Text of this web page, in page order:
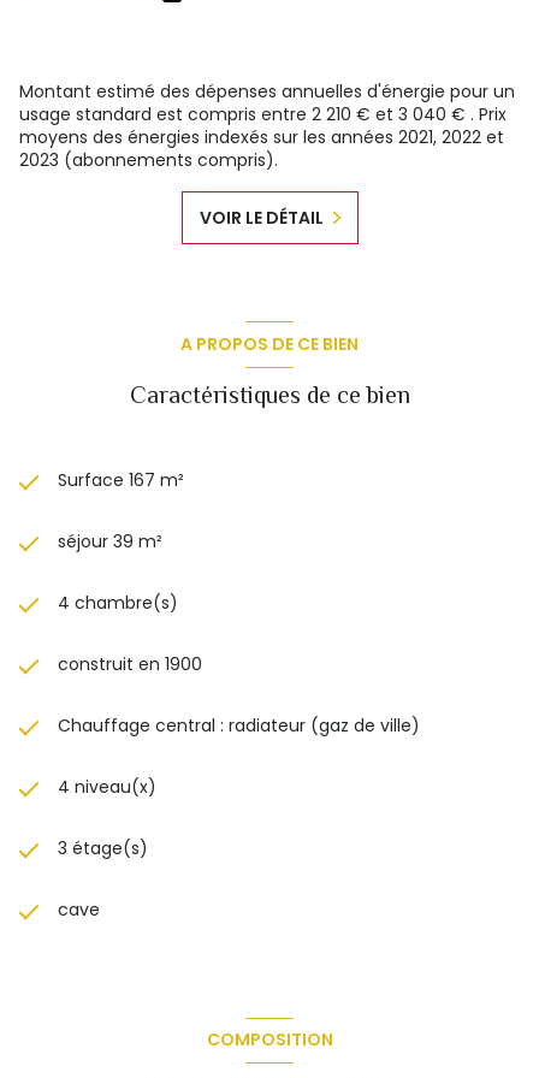
Montant estimé des dépenses annuelles d'énergie pour un
usage standard est compris entre 2 210 € et 3 040 € . Prix
moyens des énergies indexés sur les années 2021, 2022 et
2023 (abonnements compris).
VOIR LE DÉTAIL
A PROPOS DE CE BIEN
Caractéristiques de ce bien
Surface 167 m²
séjour 39 m²
4 chambre(s)
construit en 1900
Chauffage central : radiateur (gaz de ville)
4 niveau(x)
3 étage(s)
cave
COMPOSITION